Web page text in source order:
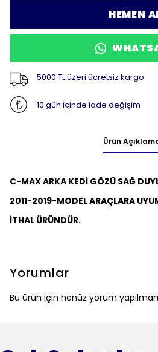
HEMEN
5000 TL üzeri ücretsiz kargo
10 gün içinde iade değişim
Ürün
C-MAX ARKA KEDİ GÖZÜ SAĞ
2011-2019-MODEL ARAÇLARA
İTHAL ÜRÜNDÜR.
Yorumlar
Bu ürün için henüz yorum